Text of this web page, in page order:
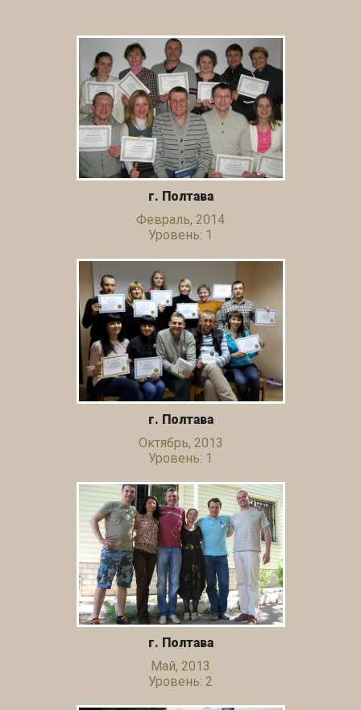
г. Полтава
Февраль, 2014
Уровень: 1
г. Полтава
Октябрь, 2013
Уровень: 1
г. Полтава
Май, 2013
Уровень: 2